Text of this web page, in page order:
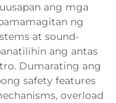
ang mga
ng
at sound-
ang antas
Dumarating ang
safety features
overload